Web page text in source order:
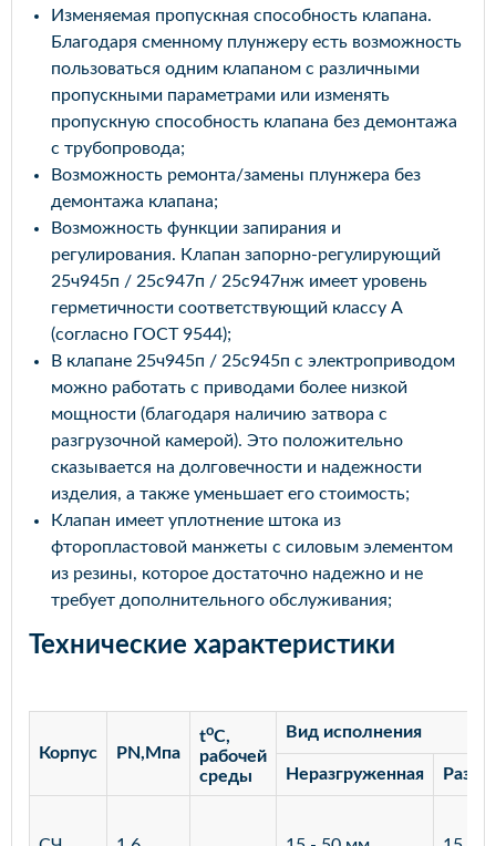
Изменяемая пропускная способность клапана.
Благодаря сменному плунжеру есть возможность
пользоваться одним клапаном с различными
пропускными параметрами или изменять
пропускную способность клапана без демонтажа
с трубопровода;
Возможность ремонта/замены плунжера без
демонтажа клапана;
Возможность функции запирания и
регулирования. Клапан запорно-регулирующий
25ч945п / 25с947п / 25с947нж имеет уровень
герметичности соответствующий классу А
(согласно ГОСТ 9544);
В клапане 25ч945п / 25с945п с электроприводом
можно работать с приводами более низкой
мощности (благодаря наличию затвора с
разгрузочной камерой). Это положительно
сказывается на долговечности и надежности
изделия, а также уменьшает его стоимость;
Клапан имеет уплотнение штока из
фторопластовой манжеты с силовым элементом
из резины, которое достаточно надежно и не
требует дополнительного обслуживания;
Технические характеристики
Корпус PN,Мпа
toC,
рабочей
среды
Вид исполнения
Неразгруженная